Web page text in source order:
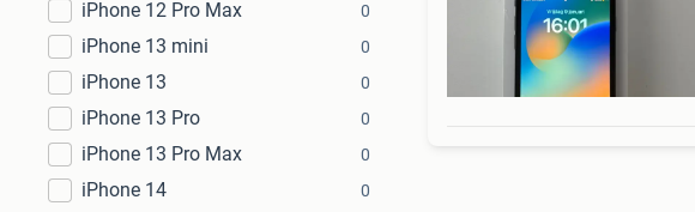
iPhone 12 Pro Max 0
iPhone 13 mini 0
iPhone 13 0
iPhone 13 Pro 0
iPhone 13 Pro Max 0
iPhone 14 0